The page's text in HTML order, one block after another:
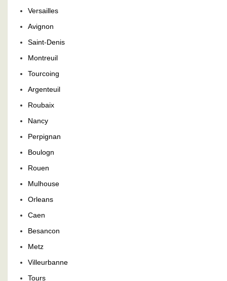
Versailles
Avignon
Saint-Denis
Montreuil
Tourcoing
Argenteuil
Roubaix
Nancy
Perpignan
Boulogn
Rouen
Mulhouse
Orleans
Caen
Besancon
Metz
Villeurbanne
Tours